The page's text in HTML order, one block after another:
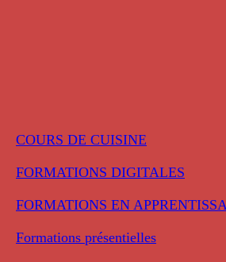
COURS DE CUISINE
FORMATIONS DIGITALES
FORMATIONS EN
Formations présentielles